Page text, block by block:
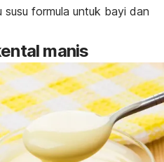
formula untuk bayi dan
manis